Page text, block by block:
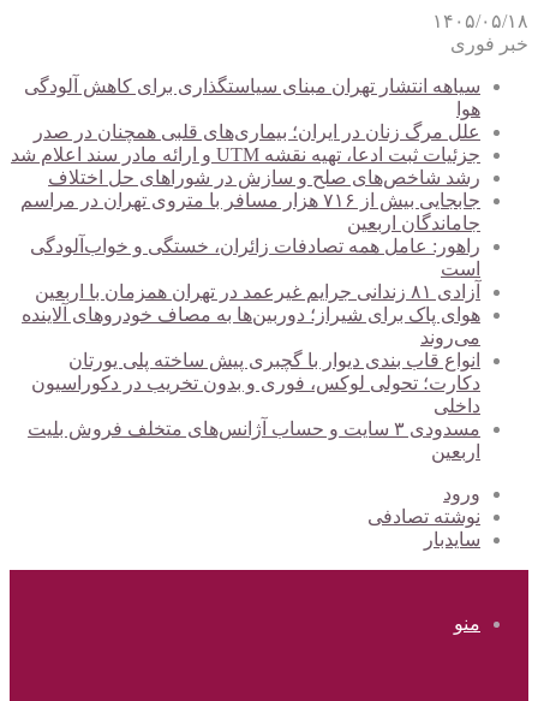
۱۴۰۵/۰۵/۱۸
خبر فوری
سیاهه انتشار تهران مبنای سیاستگذاری برای کاهش آلودگی
هوا
علل مرگ زنان در ایران؛ بیماری‌های قلبی همچنان در صدر
جزئیات ثبت ادعا، تهیه نقشه UTM و ارائه مادر سند اعلام شد
رشد شاخص‌های صلح و سازش در شوراهای حل اختلاف
جابجایی بیش از ۷۱۶ هزار مسافر با متروی تهران در مراسم
جاماندگان اربعین
راهور: عامل همه تصادفات زائران، خستگی و خواب‌آلودگی
است
آزادی ۸۱ زندانی جرایم غیرعمد در تهران همزمان با اربعین
هوای پاک برای شیراز؛ دوربین‌ها به مصاف خودروهای آلاینده
می‌روند
انواع قاب بندی دیوار با گچبری پیش ساخته پلی یورتان
دکارت؛ تحولی لوکس، فوری و بدون تخریب در دکوراسیون
داخلی
مسدودی ۳ سایت و حساب آژانس‌های متخلف فروش بلیت
اربعین
ورود
نوشته تصادفی
سایدبار
منو